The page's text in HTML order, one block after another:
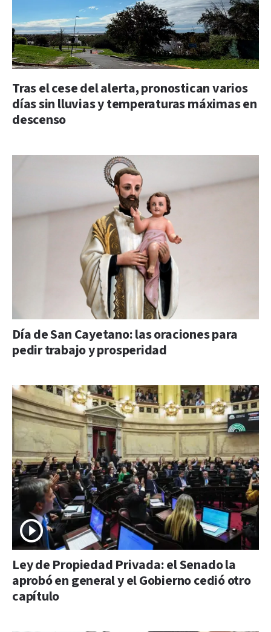
Tras el cese del alerta, pronostican varios
días sin lluvias y temperaturas máximas en
descenso
Día de San Cayetano: las oraciones para
pedir trabajo y prosperidad
Ley de Propiedad Privada: el Senado la
aprobó en general y el Gobierno cedió otro
capítulo